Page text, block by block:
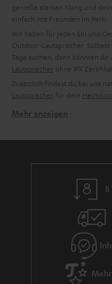
genieße starken Klang und
einfach mit Freunden im Park.
Wir haben für jeden Stil und
Outdoor-Lautsprecher.
Tage suchen, dann könnten
Lautsprecher ohne IPX
Zusätzlich findest du bei uns
Lautsprecher für dein Heimkino
Lautsprecher in vier
Klanglich überzeugt dieser
strapazierfähigen
Bassmembranen. Durch die
Stereo Panorama dieses
trotz der geringen Maße
wiedergegeben. Bluetooth 5.0
ähnlicher Qualität ist ebenso
können zwei Smartphones
8